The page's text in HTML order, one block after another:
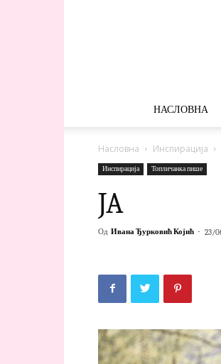
НАСЛОВНА
Насловна Инспирација
Инспирација Топличанка пише
JA
Од Ивана Ђурковић Којић - 23/